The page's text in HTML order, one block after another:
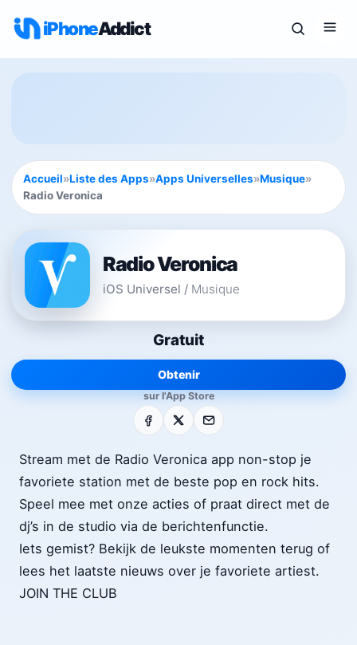
iPhoneAddict
Accueil»Liste des Apps»Apps Universelles»Musique»
Radio Veronica
Radio Veronica
iOS Universel / Musique
Gratuit
Obtenir
sur l'App Store
Facebook E-mail
Stream met de Radio Veronica app non-stop je
favoriete station met de beste pop en rock hits.
Speel mee met onze acties of praat direct met de
dj’s in de studio via de berichtenfunctie.
Iets gemist? Bekijk de leukste momenten terug of
lees het laatste nieuws over je favoriete artiest.
JOIN THE CLUB